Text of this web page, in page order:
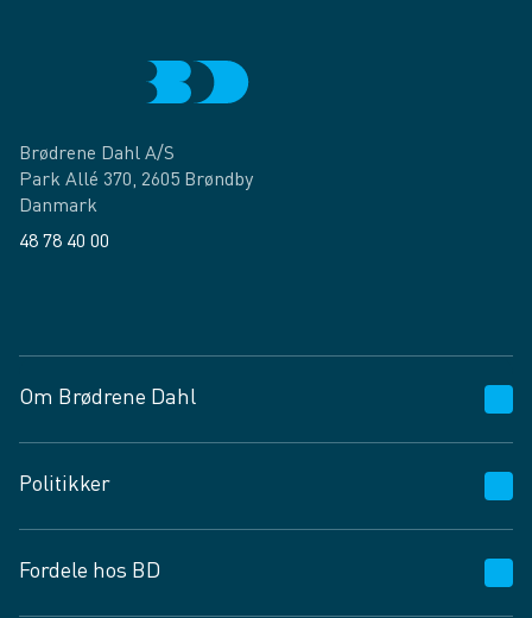
Brødrene Dahl A/S
Park Allé 370, 2605 Brøndby
Danmark
48 78 40 00
Om Brødrene Dahl
Vagttelefon 30 10 89 89
Spørgsmål og svar
Job og karriere
Politikker
Privatlivspolitik
Fordele hos BD